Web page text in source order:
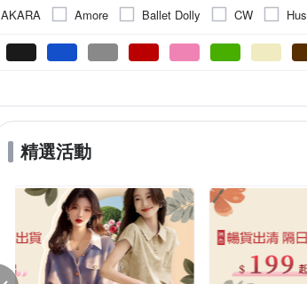
AKARA Amore Ballet Dolly CW
La belleza
LANNI 藍尼 MOCO Mini 嚴選
精選活動